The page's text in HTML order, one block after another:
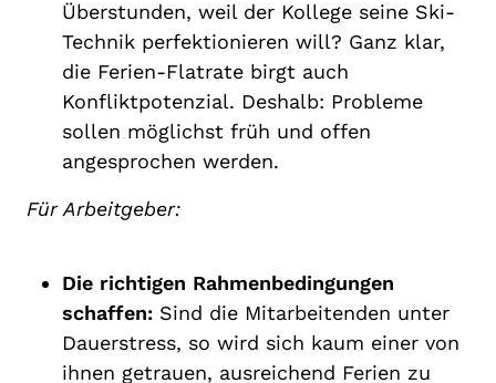
Überstunden, weil der Kollege seine Ski-
Technik perfektionieren will? Ganz klar,
die Ferien-Flatrate birgt auch
Konfliktpotenzial. Deshalb: Probleme
sollen möglichst früh und offen
angesprochen werden.
Für Arbeitgeber:
Die richtigen Rahmenbedingungen
schaffen: Sind die Mitarbeitenden unter
Dauerstress, so wird sich kaum einer von
ihnen getrauen, ausreichend Ferien zu